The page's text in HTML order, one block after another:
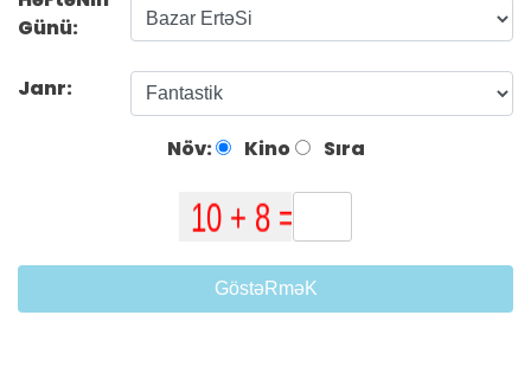
Günü:
Janr:
Növ: Kino Sıra
GöstəRməK